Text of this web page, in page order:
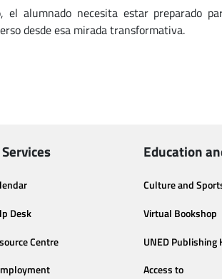
el alumnado necesita estar preparado
desde esa mirada transformativa.
Desk
Centre
Education
Culture and
Virtual Bookshop
UNED Publishing
Access to